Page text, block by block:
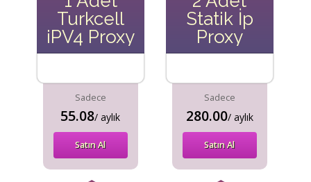
Turkcell
iPV4 Proxy
Sadece
55.08/ aylık
Satın Al
Statik İp
Proxy
Sadece
280.00/ aylık
Satın Al